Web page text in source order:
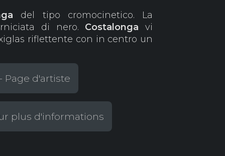
del tipo cromocinetico. La
di nero. Costalonga vi
riflettente con in centro un
Page d'artiste
plus d'informations